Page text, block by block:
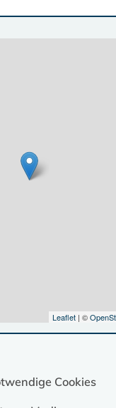
Leaflet| ©
© 2026
Cookies